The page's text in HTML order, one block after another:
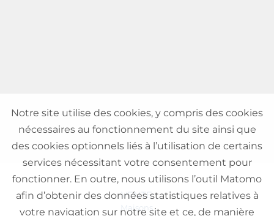
VENTE
Maisons
Notre site utilise des cookies, y compris des cookies
nécessaires au fonctionnement du site ainsi que
des cookies optionnels liés à l’utilisation de certains
services nécessitant votre consentement pour
fonctionner. En outre, nous utilisons l’outil Matomo
afin d’obtenir des données statistiques relatives à
votre navigation sur notre site et ce, de manière